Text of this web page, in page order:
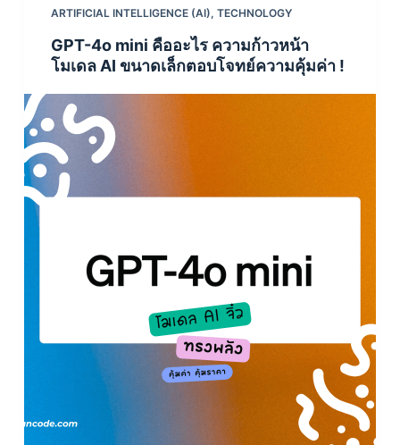
ARTIFICIAL INTELLIGENCE (AI), TECHNOLOGY
GPT-4o mini คืออะไร ความก้าวหน้า
โมเดล AI ขนาดเล็กตอบโจทย์ความคุ้มค่า !